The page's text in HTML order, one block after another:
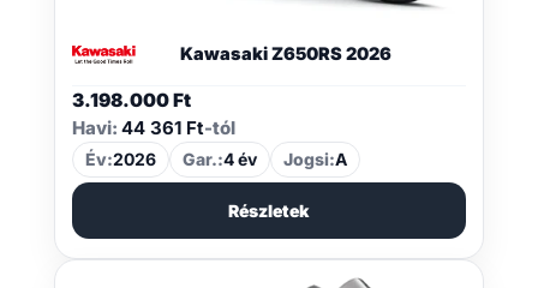
Kawasaki Z650RS 2026
3.198.000Ft
Havi: 44 361 Ft-tól
Év:2026 Gar.:4 év Jogsi:A
Részletek